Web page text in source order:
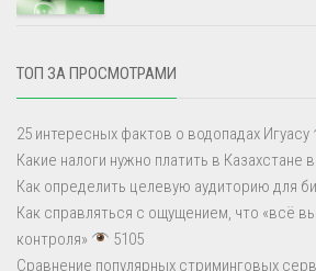
ТОП ЗА ПРОСМОТРАМИ
25 интересных фактов о водопадах Игуасу
Какие налоги нужно платить в Казахстане в
Как определить целевую аудиторию для
Как справляться с ощущением, что «всё
контроля»
5105
Сравнение популярных стриминговых